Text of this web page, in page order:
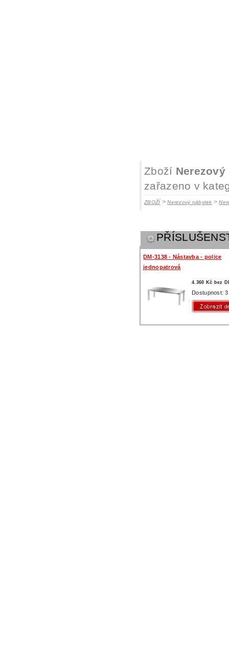
Zboží
zařazeno v
ZBOŽÍ >Nerezový nábytek >
DM-3138 - Nástavba - police
jednopatrová
4.360 Kč bez
Dostupnost: